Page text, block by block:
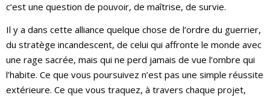
c’est une question de pouvoir, de maîtrise, de survie.
Il y a dans cette alliance quelque chose de l’ordre du guerrier,
du stratège incandescent, de celui qui affronte le monde avec
une rage sacrée, mais qui ne perd jamais de vue l’ombre qui
l’habite. Ce que vous poursuivez n’est pas une simple réussite
extérieure. Ce que vous traquez, à travers chaque projet,